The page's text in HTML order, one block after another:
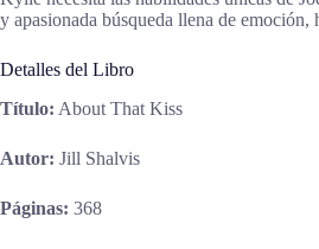
y apasionada búsqueda llena de
Detalles del Libro
Título: About That Kiss
Autor: Jill Shalvis
Páginas: 368